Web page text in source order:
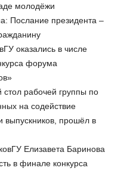
молодёжи
Послание президента –
оказались в числе
форума
стол рабочей группы по
на содействие
выпускников, прошёл в
Елизавета Баринова
в финале конкурса